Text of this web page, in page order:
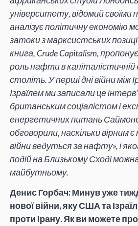
університету, відомий своїми
аналізує політичну економію
затоки з марксистських
книга, Crude Capitalism,
роль нафти в капіталістичній
століть. У перші дні війни
Ізраїлем ми записали це
британським соціалістом і
енергетичних питань
обговорили, наскільки вірним
війни ведуться за нафту», і
подій на Близькому Сході
майбутньому.
Денис Горбач: Минув уже
нової війни, яку США та
проти Ірану. Як ви можете